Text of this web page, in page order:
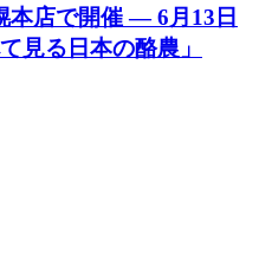
本店で開催 ― 6月13日
見る日本の酪農」